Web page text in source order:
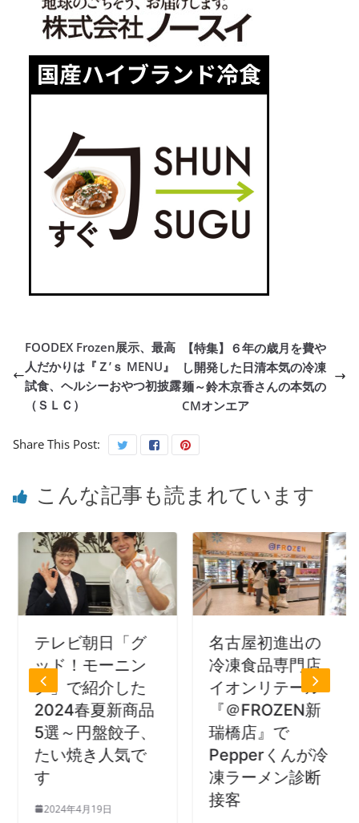
FOODEX Frozen展示、最高
人だかりは『Ｚ’ｓ MENU』
試食、ヘルシーおやつ初披露
（ＳＬＣ）
【特集】６年の歳月を費や
し開発した日清本気の冷凍
麺～鈴木京香さんの本気の
CMオンエア
Share This Post:
こんな記事も読まれています
テレビ朝日「グ
ッド！モーニン
グ」で紹介した
2024春夏新商品
5選～円盤餃子、
たい焼き人気で
す
2024年4月19日
名古屋初進出の
冷凍食品専門店
イオンリテール
『＠FROZEN新
瑞橋店』で
Pepperくんが冷
凍ラーメン診断
接客